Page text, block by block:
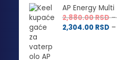
AP Energy Multi
2,880.00RSD –
2,304.00 RSD –